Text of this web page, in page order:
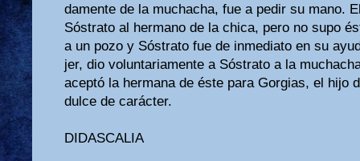
damente de la muchacha, fue a pedir su mano.
Sóstrato al hermano de la chica, pero no supo
a un pozo y Sóstra­to fue de inmediato en su
jer, dio voluntariamente a Sóstrato a la
aceptó la hermana de éste para Gorgias, el hijo
dulce de carácter.
DIDASCALIA